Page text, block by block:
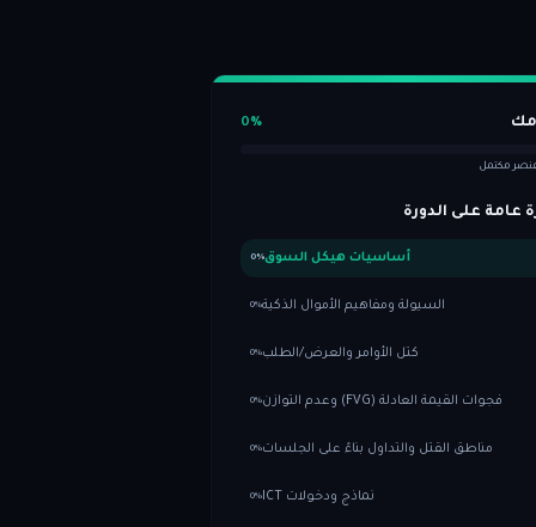
0%
عامة على الدورة
أساسيات هيكل السوق 0%
السيولة ومفاهيم الأموال الذكية 0%
كتل الأوامر والعرض/الطلب 0%
فجوات القيمة العادلة (FVG) وعدم التوازن 0%
مناطق القتل والتداول بناءً على الجلسات 0%
نماذج ودخولات ICT 0%